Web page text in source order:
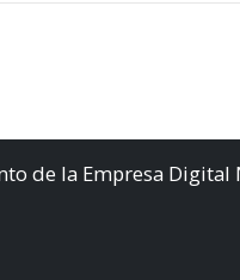
de la Empresa Digital